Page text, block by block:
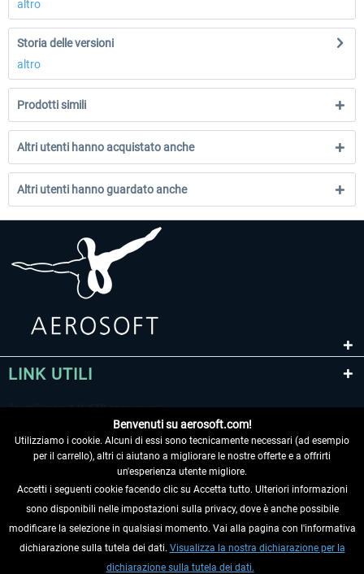
altro
Storia delle versioni
altro
Prodotti simili
Altri utenti hanno acquistato anche
Altri utenti hanno guardato anche
LINK UTILI
RECEDERE DAL CONTRATTO
INFORMAZIONI
Benvenuti su aerosoft.com!
Utilizziamo i cookie. Alcuni di essi sono tecnicamente necessari (ad esempio
per il carrello), altri ci aiutano a migliorare le nostre offerte e a offrirti
un'esperienza utente migliore.
Accetti i seguenti cookie facendo clic su Accetta tutto. Ulteriori informazioni
sono disponibili nelle impostazioni sulla privacy, dove è anche possibile
modificare la selezione in qualsiasi momento. Vai alla pagina con l'informativa
dichiarazione sulla tutela dei dati. Visualizza la nostra dichiarazione per la
dichiarazione sulla tutela dei dati.